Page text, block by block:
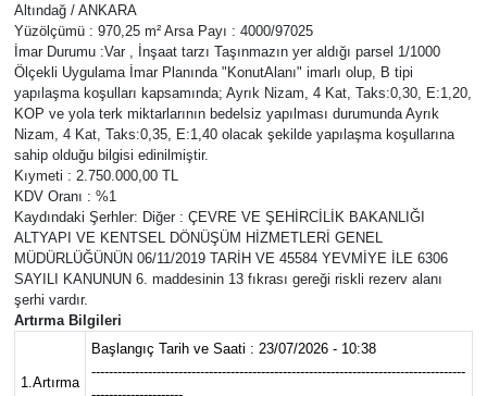
Altındağ / ANKARA
Yüzölçümü : 970,25 m² Arsa Payı : 4000/97025
İmar Durumu :Var , İnşaat tarzı Taşınmazın yer aldığı parsel 1/1000
Ölçekli Uygulama İmar Planında "KonutAlanı" imarlı olup, B tipi
yapılaşma koşulları kapsamında; Ayrık Nizam, 4 Kat, Taks:0,30, E:1,20,
KOP ve yola terk miktarlarının bedelsiz yapılması durumunda Ayrık
Nizam, 4 Kat, Taks:0,35, E:1,40 olacak şekilde yapılaşma koşullarına
sahip olduğu bilgisi edinilmiştir.
Kıymeti : 2.750.000,00 TL
KDV Oranı : %1
Kaydındaki Şerhler: Diğer : ÇEVRE VE ŞEHİRCİLİK BAKANLIĞI
ALTYAPI VE KENTSEL DÖNÜŞÜM HİZMETLERİ GENEL
MÜDÜRLÜĞÜNÜN 06/11/2019 TARİH VE 45584 YEVMİYE İLE 6306
SAYILI KANUNUN 6. maddesinin 13 fıkrası gereği riskli rezerv alanı
şerhi vardır.
Artırma Bilgileri
1.Artırma
Başlangıç Tarih ve Saati : 23/07/2026 - 10:38
--------------------------------------------------------------------------------------
Emlak
Gündem
Gurme
Haber
İlçe Haberleri
Keşfet
Kültür & Sanat